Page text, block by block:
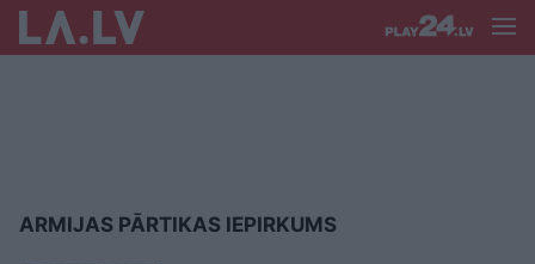
ARMIJAS PĀRTIKAS IEPIRKUMS